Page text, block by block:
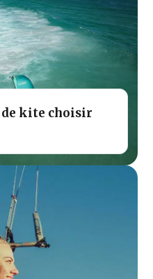
de kite choisir